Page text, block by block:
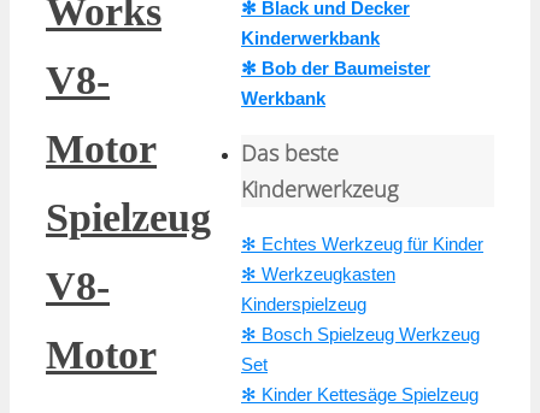
Works
V8-
Motor
Spielzeug
V8-
Motor
✻ Black und Decker
Kinderwerkbank
✻ Bob der Baumeister
Werkbank
Das beste
Kinderwerkzeug
✻ Echtes Werkzeug für Kinder
✻ Werkzeugkasten
Kinderspielzeug
✻ Bosch Spielzeug Werkzeug
Set
✻ Kinder Kettesäge Spielzeug